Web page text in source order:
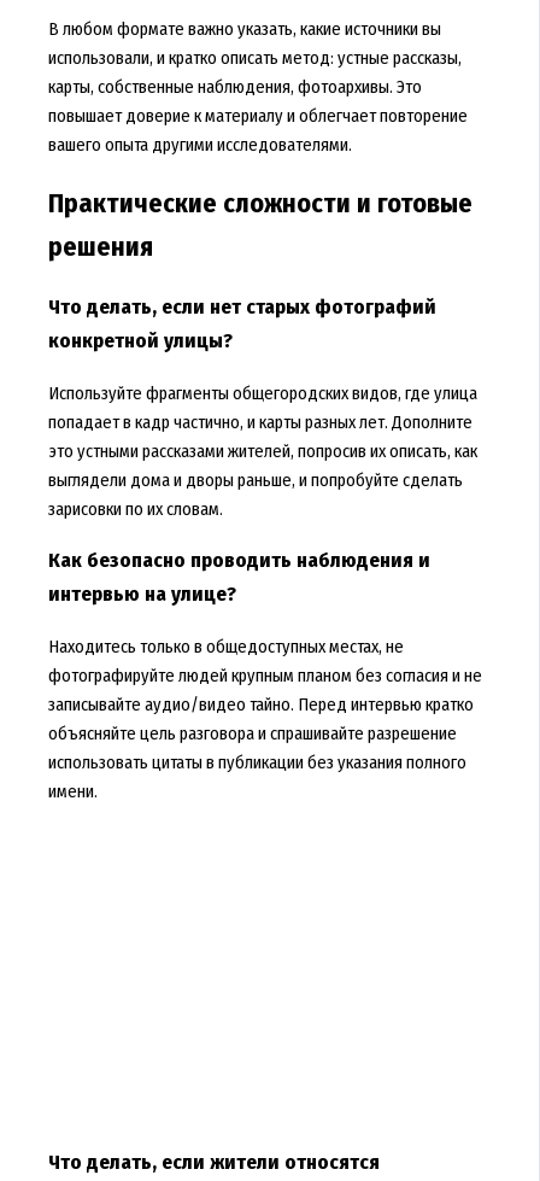
В любом формате важно указать, какие источники вы
использовали, и кратко описать метод: устные рассказы,
карты, собственные наблюдения, фотоархивы. Это
повышает доверие к материалу и облегчает повторение
вашего опыта другими исследователями.
Практические сложности и готовые
решения
Что делать, если нет старых фотографий
конкретной улицы?
Используйте фрагменты общегородских видов, где улица
попадает в кадр частично, и карты разных лет. Дополните
это устными рассказами жителей, попросив их описать, как
выглядели дома и дворы раньше, и попробуйте сделать
зарисовки по их словам.
Как безопасно проводить наблюдения и
интервью на улице?
Находитесь только в общедоступных местах, не
фотографируйте людей крупным планом без согласия и не
записывайте аудио/видео тайно. Перед интервью кратко
объясняйте цель разговора и спрашивайте разрешение
использовать цитаты в публикации без указания полного
имени.
Что делать, если жители относятся